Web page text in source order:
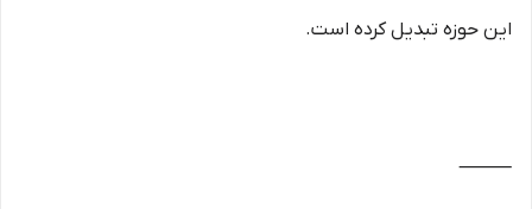
این حوزه تبدیل کرده است.
⸻